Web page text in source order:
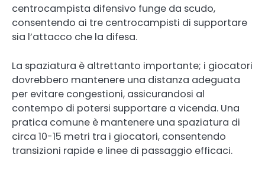
centrocampista difensivo funge da scudo,
consentendo ai tre centrocampisti di supportare
sia l’attacco che la difesa.
La spaziatura è altrettanto importante; i giocatori
dovrebbero mantenere una distanza adeguata
per evitare congestioni, assicurandosi al
contempo di potersi supportare a vicenda. Una
pratica comune è mantenere una spaziatura di
circa 10-15 metri tra i giocatori, consentendo
transizioni rapide e linee di passaggio efficaci.